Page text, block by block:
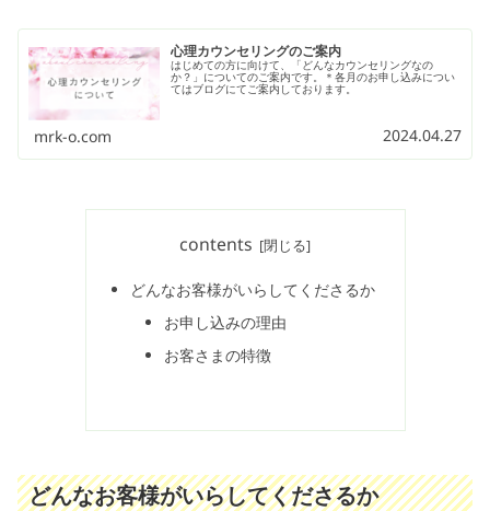
心理カウンセリングのご案内
はじめての方に向けて、「どんなカウンセリングなの
か？」についてのご案内です。＊各月のお申し込みについ
てはブログにてご案内しております。
mrk-o.com 2024.04.27
contents
どんなお客様がいらしてくださるか
お申し込みの理由
お客さまの特徴
どんなお客様がいらしてくださるか